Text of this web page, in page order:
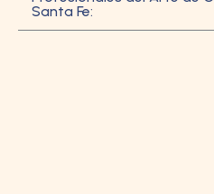
Santa Fe: